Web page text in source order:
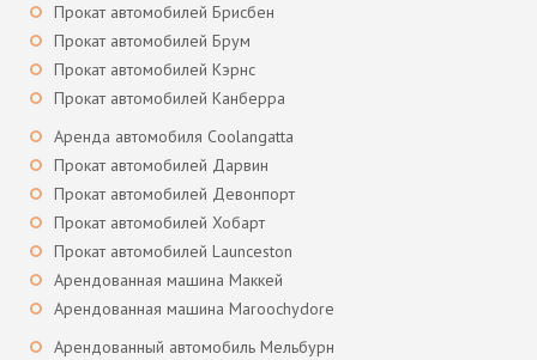
Прокат автомобилей Брисбен
Прокат автомобилей Брум
Прокат автомобилей Кэрнс
Прокат автомобилей Канберра
Аренда автомобиля Coolangatta
Прокат автомобилей Дарвин
Прокат автомобилей Девонпорт
Прокат автомобилей Хобарт
Прокат автомобилей Launceston
Арендованная машина Маккей
Арендованная машина Maroochydore
Арендованный автомобиль Мельбурн